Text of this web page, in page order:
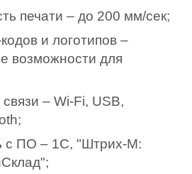
печати – до 200 мм/сек;
и логотипов –
возможности для
– Wi-Fi, USB,
с ПО – 1С, "Штрих-М: